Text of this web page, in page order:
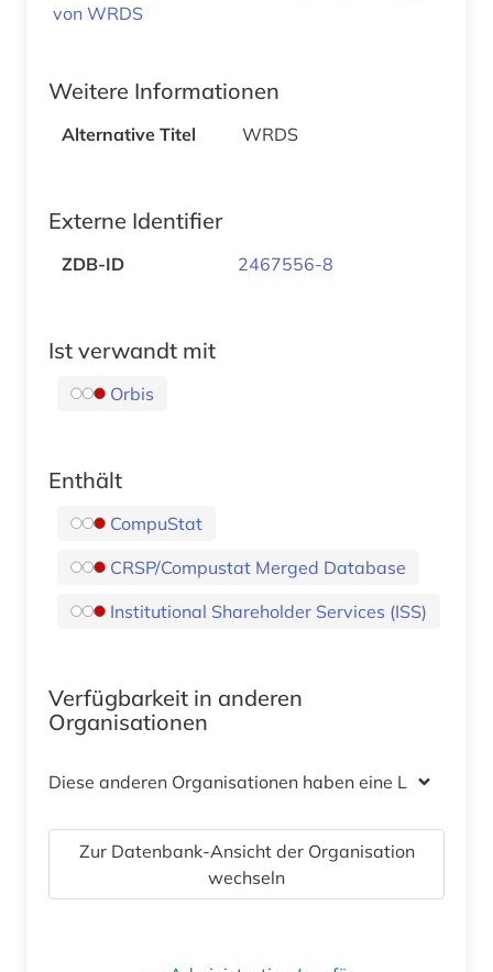
von WRDS
Weitere Informationen
Alternative Titel WRDS
Externe Identifier
ZDB-ID 2467556-8
Ist verwandt mit
Orbis
Enthält
CompuStat
CRSP/Compustat Merged Database
Institutional Shareholder Services (ISS)
Verfügbarkeit in anderen
Organisationen
Diese anderen Organisationen haben eine Lizenz
Zur Datenbank-Ansicht der Organisation
wechseln